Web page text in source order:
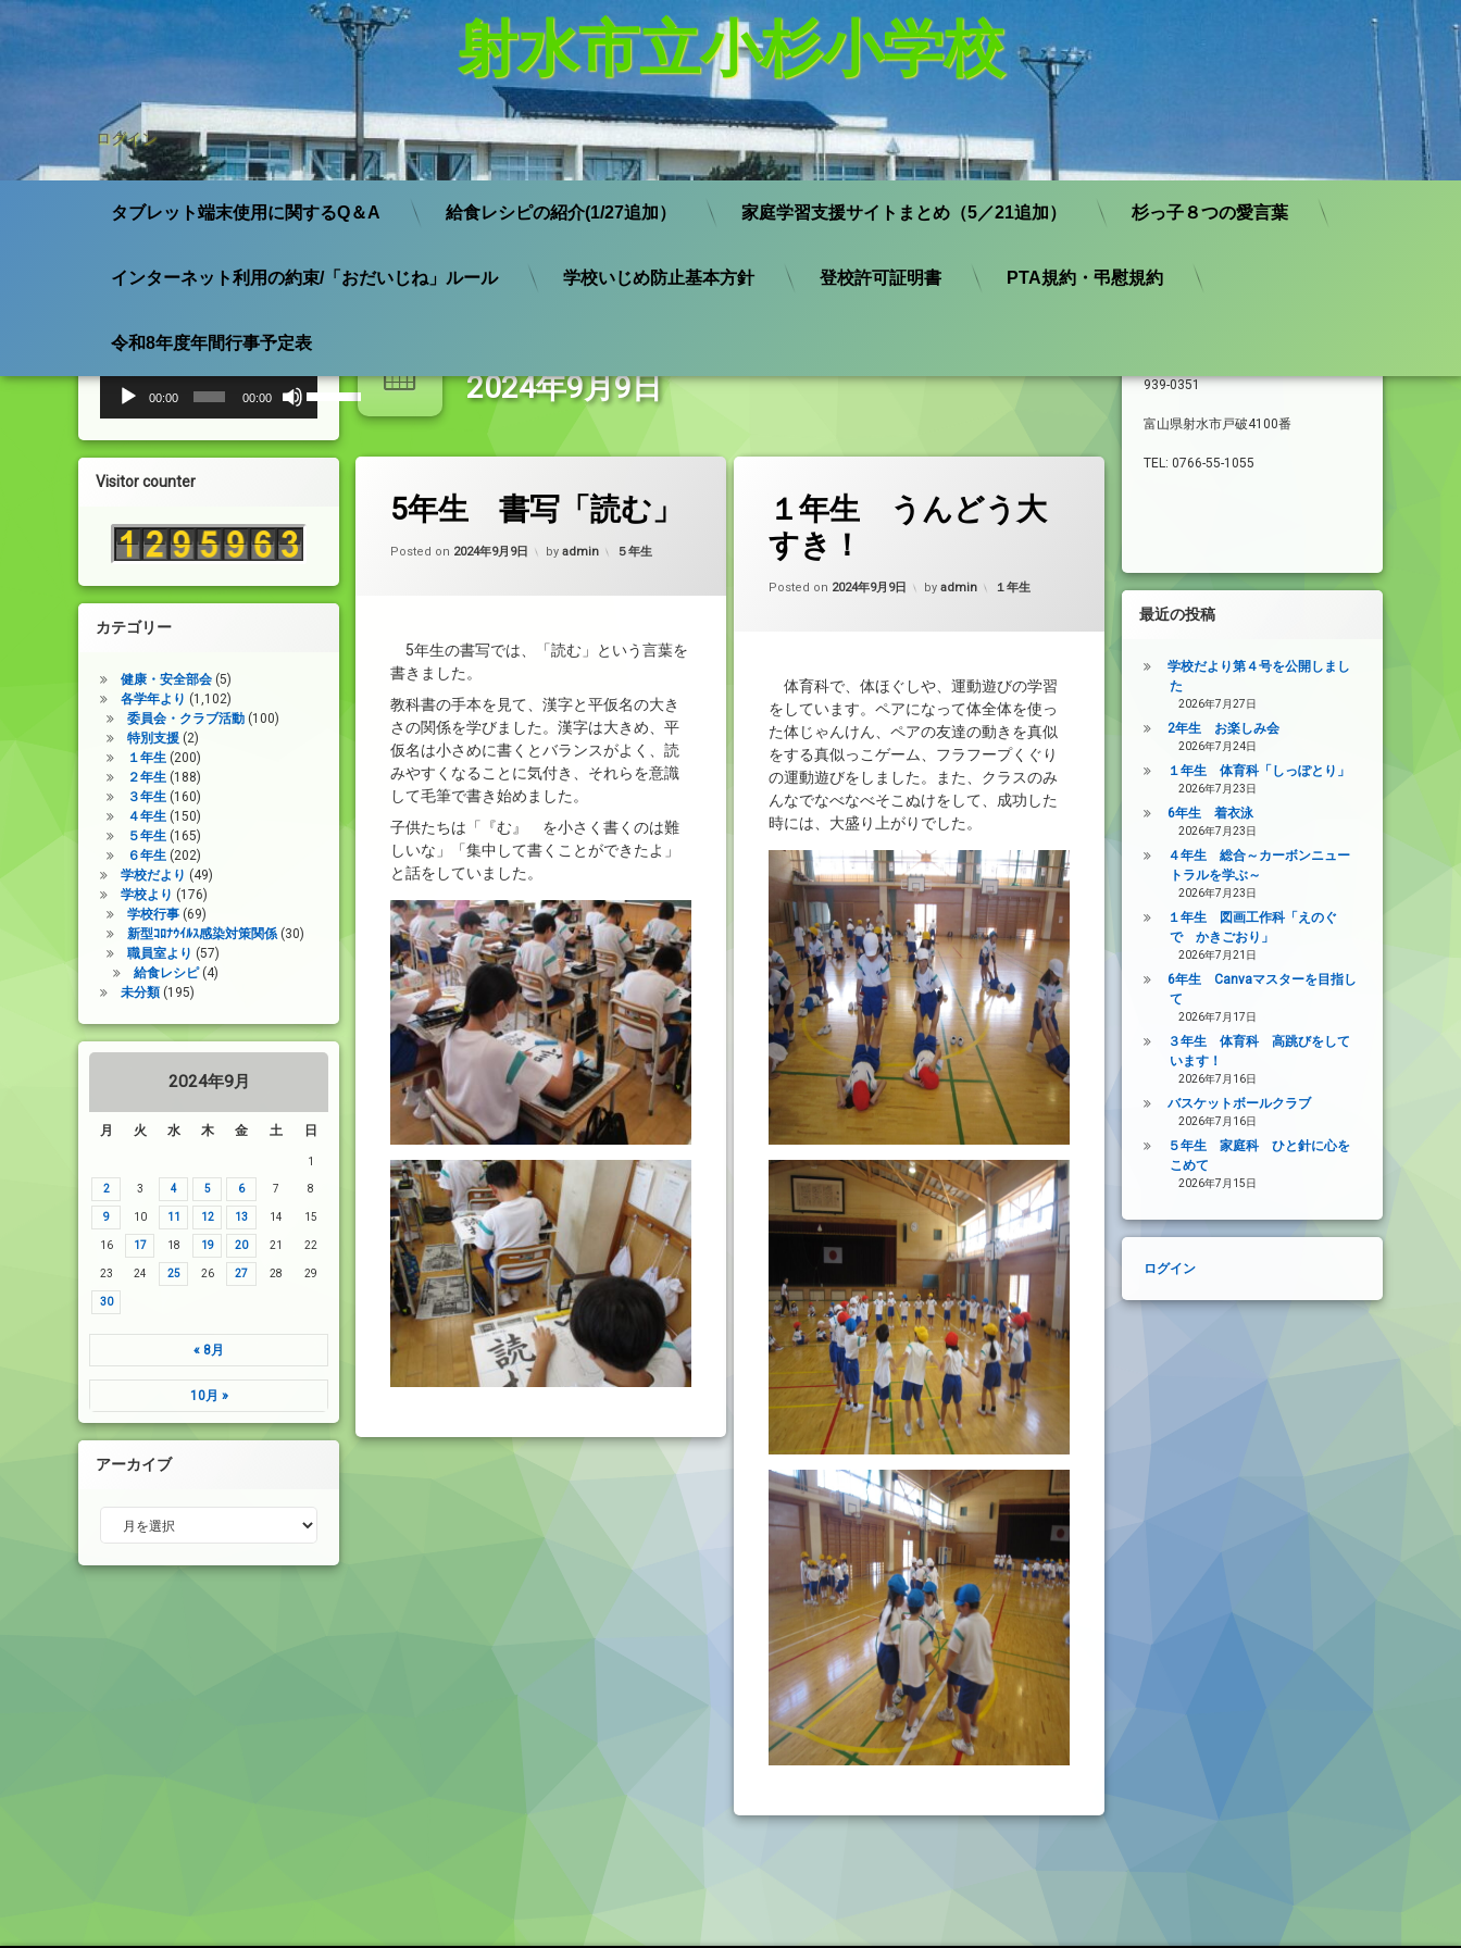
ツ
射水市立小杉小学校
ログイン
タブレット端末使用に関するQ＆A 給食レシピの紹介(1/27追加） 家庭学習支援サイトまとめ（5／21追加） 杉っ子８つの愛言葉
インターネット利用の約束/「おだいじね」ルール 学校いじめ防止基本方針 登校許可証明書 PTA規約・弔慰規約
令和8年度年間行事予定表
2024年9月9日
5年生 書写「読む」
Posted on 2024年9月9日 byadmin カテゴリー:
５年生
5年生の書写では、「読む」という言葉を
書きました。
教科書の手本を見て、漢字と平仮名の大き
さの関係を学びました。漢字は大きめ、平
仮名は小さめに書くとバランスがよく、読
みやすくなることに気付き、それらを意識
して毛筆で書き始めました。
子供たちは「『む』 を小さく書くのは難
しいな」「集中して書くことができたよ」
と話をしていました。
１年生 うんどう大
すき！
Posted on 2024年9月9日 byadmin カテゴリー:
１年生
体育科で、体ほぐしや、運動遊びの学習
をしています。ペアになって体全体を使っ
た体じゃんけん、ペアの友達の動きを真似
をする真似っこゲーム、フラフープくぐり
の運動遊びをしました。また、クラスのみ
んなでなべなべそこぬけをして、成功した
時には、大盛り上がりでした。
小杉小学校 校歌
音
プ
レ
ー
ヤ
00:00 00:00
ボ
リ
ュ
ー
ム
Visitor counter
カテゴリー
健康・安全部会(5)
各学年より (1,102)
委員会・クラブ活動(100)
特別支援(2)
１年生(200)
２年生(188)
３年生(160)
４年生(150)
５年生(165)
６年生(202)
学校だより (49)
学校より (176)
学校行事(69)
新型ｺﾛﾅｳｲﾙｽ感染対策関係(30)
職員室より (57)
給食レシピ(4)
未分類(195)
2024年9月
月 火 水 木 金 土 日
1
2 3 4 5 6 7 8
9 10 11 12 13 14 15
16 17 18 19 20 21 22
23 24 25 26 27 28 29
30
« 8月
10月 »
アーカイブ
アーカイブ
939-0351
富山県射水市戸破4100番
TEL: 0766-55-1055
最近の投稿
学校だより第４号を公開しまし
た
2026年7月27日
2年生 お楽しみ会
2026年7月24日
１年生 体育科「しっぽとり」
2026年7月23日
6年生 着衣泳
2026年7月23日
４年生 総合～カーボンニュー
トラルを学ぶ～
2026年7月23日
１年生 図画工作科「えのぐ
で かきごおり」
2026年7月21日
6年生 Canvaマスターを目指し
て
2026年7月17日
３年生 体育科 高跳びをして
います！
2026年7月16日
バスケットボールクラブ
2026年7月16日
５年生 家庭科 ひと針に心を
こめて
2026年7月15日
ログイン